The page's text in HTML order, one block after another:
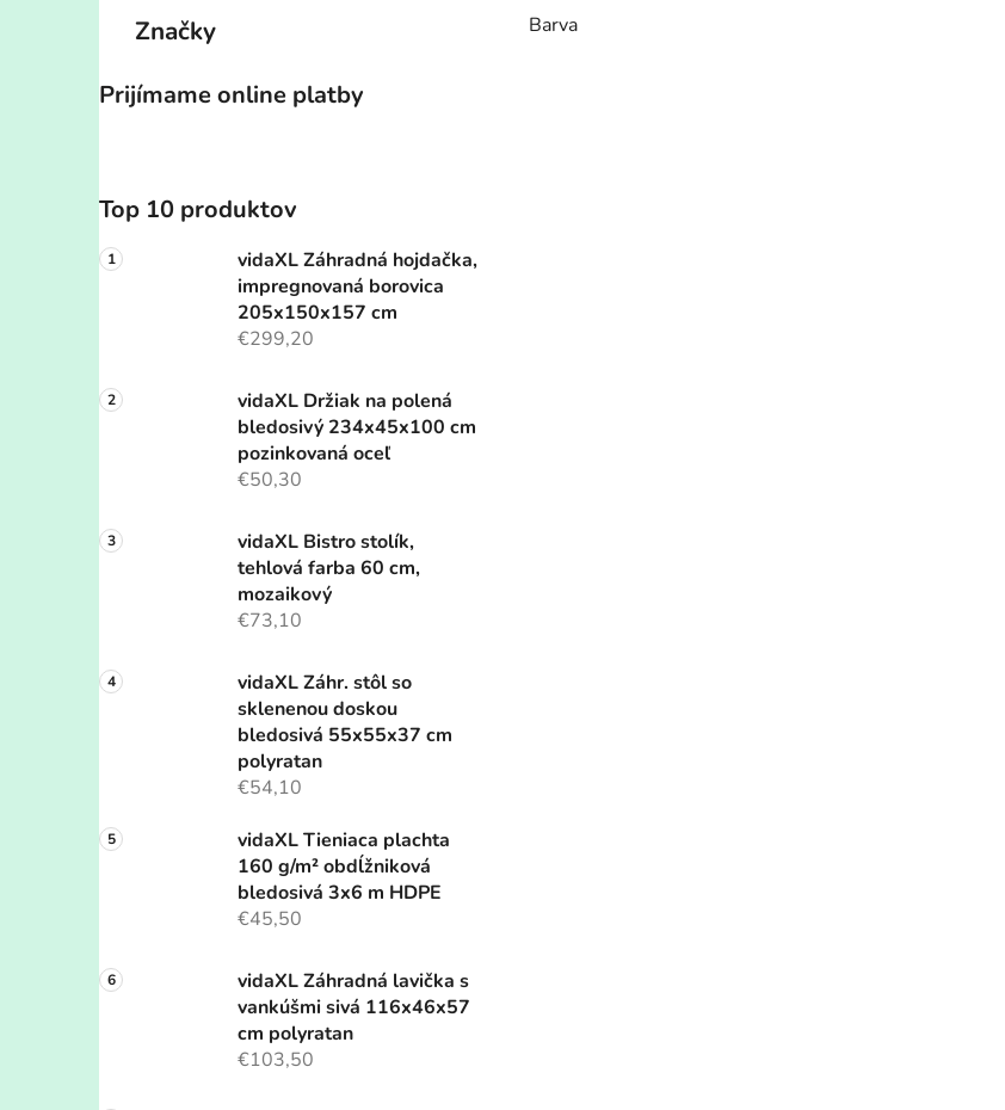
Značky
Prijímame online platby
Top 10 produktov
vidaXL Záhradná hojdačka,
impregnovaná borovica
205x150x157 cm
€299,20
vidaXL Držiak na polená
bledosivý 234x45x100 cm
pozinkovaná oceľ
€50,30
vidaXL Bistro stolík,
tehlová farba 60 cm,
mozaikový
€73,10
vidaXL Záhr. stôl so
sklenenou doskou
bledosivá 55x55x37 cm
polyratan
€54,10
vidaXL Tieniaca plachta
160 g/m² obdĺžniková
bledosivá 3x6 m HDPE
€45,50
vidaXL Záhradná lavička s
vankúšmi sivá 116x46x57
cm polyratan
€103,50
Barva